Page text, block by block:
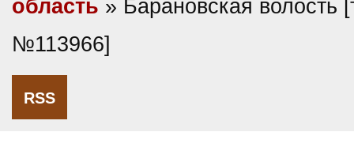
область » Барановская волость
№113966]
RSS